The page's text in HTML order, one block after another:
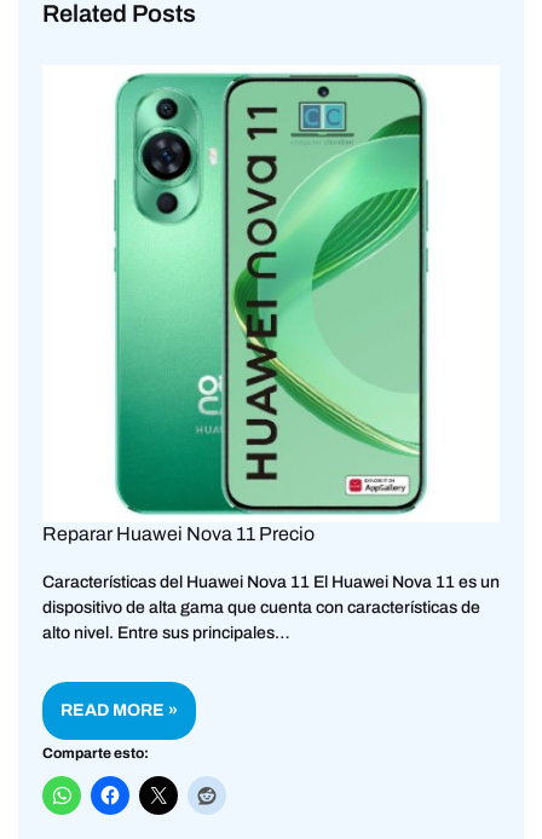
Related Posts
Reparar Huawei Nova 11 Precio
Características del Huawei Nova 11 El Huawei Nova 11 es un
dispositivo de alta gama que cuenta con características de
alto nivel. Entre sus principales…
READ MORE »
Comparte esto: